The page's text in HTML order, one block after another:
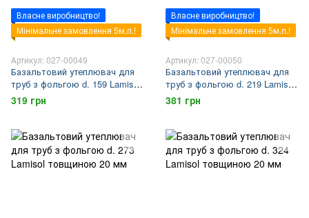
Власне виробництво!
Мінімальне замовлення 5м.п.!
Артикул: 027-00049
Базальтовий утеплювач для
труб з фольгою d. 159 Lamisol
товщиною 20 мм
319 грн
Власне виробництво!
Мінімальне замовлення 5м.п.!
Артикул: 027-00050
Базальтовий утеплювач для
труб з фольгою d. 219 Lamisol
товщиною 20 мм
381 грн